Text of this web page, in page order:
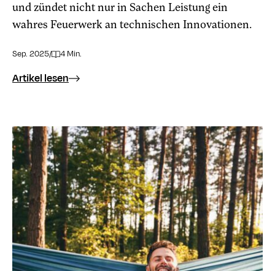
und zündet nicht nur in Sachen Leistung ein
wahres Feuerwerk an technischen Innovationen.
Sep. 2025/ 4 Min.
Artikel lesen